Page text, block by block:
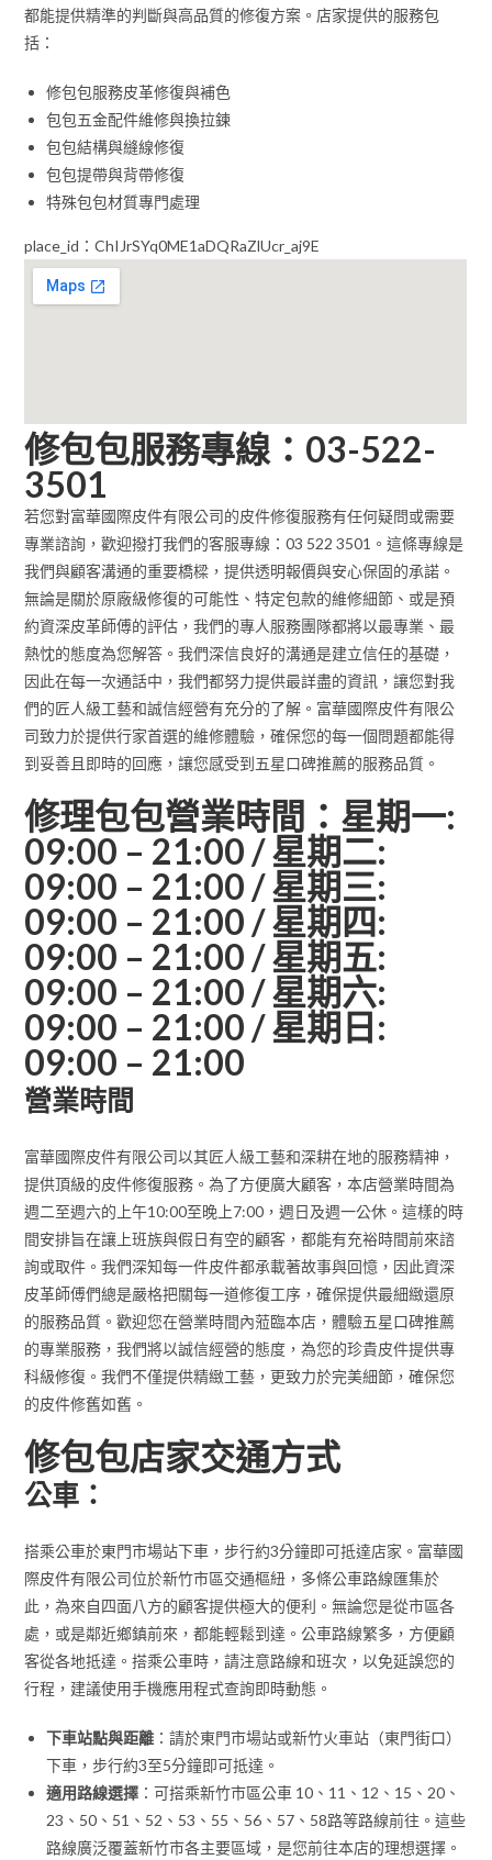
都能提供精準的判斷與高品質的修復方案。店家提供的服務包
括：
修包包服務皮革修復與補色
包包五金配件維修與換拉鍊
包包結構與縫線修復
包包提帶與背帶修復
特殊包包材質專門處理
place_id：ChIJrSYq0ME1aDQRaZlUcr_aj9E
修包包服務專線：03-522-
3501
若您對富華國際皮件有限公司的皮件修復服務有任何疑問或需要
專業諮詢，歡迎撥打我們的客服專線：03 522 3501。這條專線是
我們與顧客溝通的重要橋樑，提供透明報價與安心保固的承諾。
無論是關於原廠級修復的可能性、特定包款的維修細節、或是預
約資深皮革師傅的評估，我們的專人服務團隊都將以最專業、最
熱忱的態度為您解答。我們深信良好的溝通是建立信任的基礎，
因此在每一次通話中，我們都努力提供最詳盡的資訊，讓您對我
們的匠人級工藝和誠信經營有充分的了解。富華國際皮件有限公
司致力於提供行家首選的維修體驗，確保您的每一個問題都能得
到妥善且即時的回應，讓您感受到五星口碑推薦的服務品質。
修理包包營業時間：星期一:
09:00 – 21:00 / 星期二:
09:00 – 21:00 / 星期三:
09:00 – 21:00 / 星期四:
09:00 – 21:00 / 星期五:
09:00 – 21:00 / 星期六:
09:00 – 21:00 / 星期日:
09:00 – 21:00
營業時間
富華國際皮件有限公司以其匠人級工藝和深耕在地的服務精神，
提供頂級的皮件修復服務。為了方便廣大顧客，本店營業時間為
週二至週六的上午10:00至晚上7:00，週日及週一公休。這樣的時
間安排旨在讓上班族與假日有空的顧客，都能有充裕時間前來諮
詢或取件。我們深知每一件皮件都承載著故事與回憶，因此資深
皮革師傅們總是嚴格把關每一道修復工序，確保提供最細緻還原
的服務品質。歡迎您在營業時間內蒞臨本店，體驗五星口碑推薦
的專業服務，我們將以誠信經營的態度，為您的珍貴皮件提供專
科級修復。我們不僅提供精緻工藝，更致力於完美細節，確保您
的皮件修舊如舊。
修包包店家交通方式
公車：
搭乘公車於東門市場站下車，步行約3分鐘即可抵達店家。富華國
際皮件有限公司位於新竹市區交通樞紐，多條公車路線匯集於
此，為來自四面八方的顧客提供極大的便利。無論您是從市區各
處，或是鄰近鄉鎮前來，都能輕鬆到達。公車路線繁多，方便顧
客從各地抵達。搭乘公車時，請注意路線和班次，以免延誤您的
行程，建議使用手機應用程式查詢即時動態。
下車站點與距離 ：請於東門市場站或新竹火車站（東門街口）
下車，步行約3至5分鐘即可抵達。
適用路線選擇 ：可搭乘新竹市區公車 10、11、12、15、20、
23、50、51、52、53、55、56、57、58路等路線前往。這些
路線廣泛覆蓋新竹市各主要區域，是您前往本店的理想選擇。